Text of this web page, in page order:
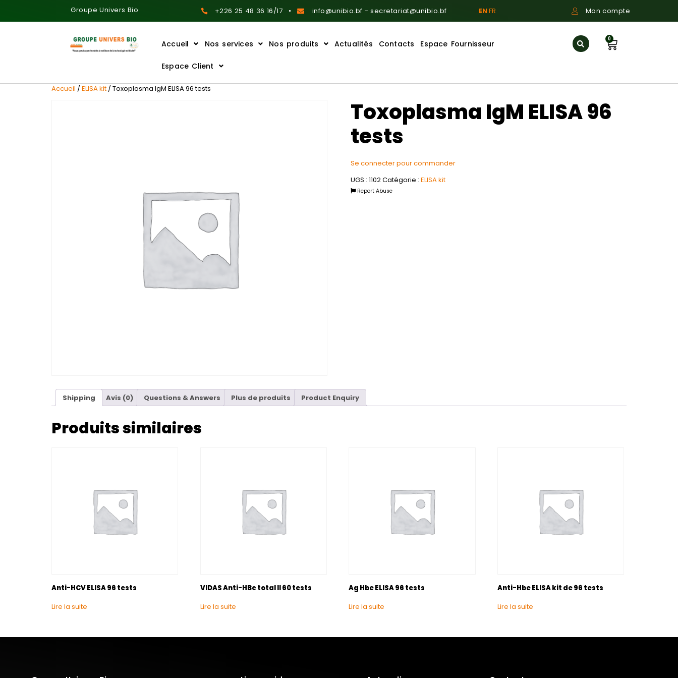
Groupe Univers Bio +226 25 48 36 16/17 info@unibio.bf - secretariat@unibio.bf ENFR Mon compte
Accueil Nos services Nos produits Actualités Contacts Espace Fournisseur
Espace Client
0
Accueil /ELISA kit / Toxoplasma IgM ELISA 96 tests
Toxoplasma IgM ELISA 96
tests
Se connecter pour commander
UGS : 1102Catégorie : ELISA kit
Report Abuse
Shipping Avis (0) Questions & Answers Plus de produits Product Enquiry
Produits similaires
Anti-HCV ELISA 96 tests
Lire la suite
VIDAS Anti-HBc total II 60 tests
Lire la suite
Ag Hbe ELISA 96 tests
Lire la suite
Anti-Hbe ELISA kit de 96 tests
Lire la suite